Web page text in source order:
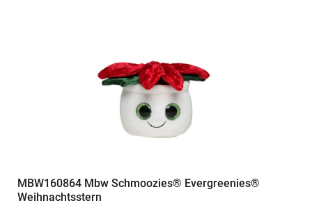
MBW160864 Mbw Schmoozies® Evergreenies®
Weihnachtsstern